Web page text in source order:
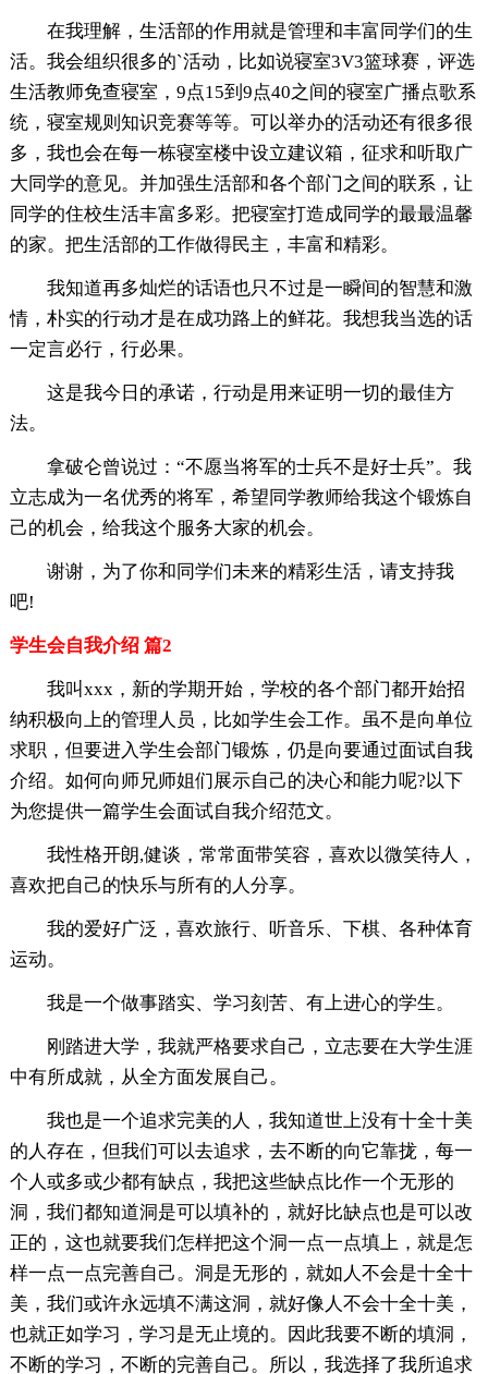
在我理解，生活部的作用就是管理和丰富同学们的生
活。我会组织很多的`活动，比如说寝室3V3篮球赛，评选
生活教师免查寝室，9点15到9点40之间的寝室广播点歌系
统，寝室规则知识竞赛等等。可以举办的活动还有很多很
多，我也会在每一栋寝室楼中设立建议箱，征求和听取广
大同学的意见。并加强生活部和各个部门之间的联系，让
同学的住校生活丰富多彩。把寝室打造成同学的最最温馨
的家。把生活部的工作做得民主，丰富和精彩。
我知道再多灿烂的话语也只不过是一瞬间的智慧和激
情，朴实的行动才是在成功路上的鲜花。我想我当选的话
一定言必行，行必果。
这是我今日的承诺，行动是用来证明一切的最佳方
法。
拿破仑曾说过：“不愿当将军的士兵不是好士兵”。我
立志成为一名优秀的将军，希望同学教师给我这个锻炼自
己的机会，给我这个服务大家的机会。
谢谢，为了你和同学们未来的精彩生活，请支持我
吧!
学生会自我介绍 篇2
我叫xxx，新的学期开始，学校的各个部门都开始招
纳积极向上的管理人员，比如学生会工作。虽不是向单位
求职，但要进入学生会部门锻炼，仍是向要通过面试自我
介绍。如何向师兄师姐们展示自己的决心和能力呢?以下
为您提供一篇学生会面试自我介绍范文。
我性格开朗,健谈，常常面带笑容，喜欢以微笑待人，
喜欢把自己的快乐与所有的人分享。
我的爱好广泛，喜欢旅行、听音乐、下棋、各种体育
运动。
我是一个做事踏实、学习刻苦、有上进心的学生。
刚踏进大学，我就严格要求自己，立志要在大学生涯
中有所成就，从全方面发展自己。
我也是一个追求完美的人，我知道世上没有十全十美
的人存在，但我们可以去追求，去不断的向它靠拢，每一
个人或多或少都有缺点，我把这些缺点比作一个无形的
洞，我们都知道洞是可以填补的，就好比缺点也是可以改
正的，这也就要我们怎样把这个洞一点一点填上，就是怎
样一点一点完善自己。洞是无形的，就如人不会是十全十
美，我们或许永远填不满这洞，就好像人不会十全十美，
也就正如学习，学习是无止境的。因此我要不断的填洞，
不断的学习，不断的完善自己。所以，我选择了我所追求